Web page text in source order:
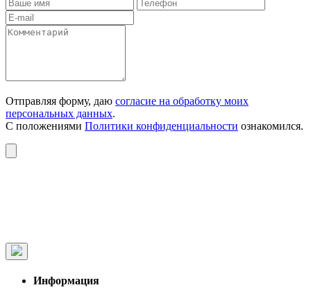
Отправляя форму, даю согласие на обработку моих
персональных данных.
С положениями Политики конфиденциальности ознакомился.
Информация